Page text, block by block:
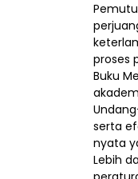
proses
Buku
serta
nyata
Lebih